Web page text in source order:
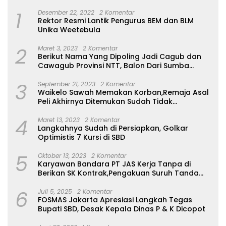
1 Desember 22, 2022 2 Komentar
Rektor Resmi Lantik Pengurus BEM dan BLM
Unika Weetebula
2 Maret 3, 2023 2 Komentar
Berikut Nama Yang Dipoling Jadi Cagub dan
Cawagub Provinsi NTT, Balon Dari Sumba
3 September 21, 2023 2 Komentar
Waikelo Sawah Memakan Korban,Remaja Asal
Peli Akhirnya Ditemukan Sudah Tidak
4 Maret 13, 2023 2 Komentar
Langkahnya Sudah di Persiapkan, Golkar
Optimistis 7 Kursi di SBD
5 Oktober 13, 2023 2 Komentar
Karyawan Bandara PT JAS Kerja Tanpa di
Berikan SK Kontrak,Pengakuan Suruh Tanda
6 Juli 5, 2025 2 Komentar
FOSMAS Jakarta Apresiasi Langkah Tegas
Bupati SBD, Desak Kepala Dinas P & K Dicopot